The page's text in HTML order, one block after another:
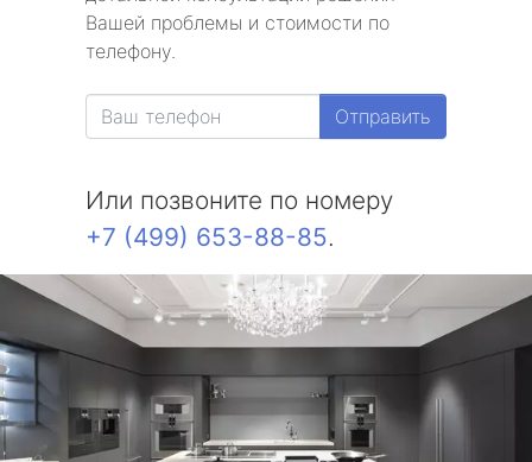
Вашей проблемы и стоимости по
телефону.
Отправить
Или позвоните по номеру
+7 (499) 653-88-85.